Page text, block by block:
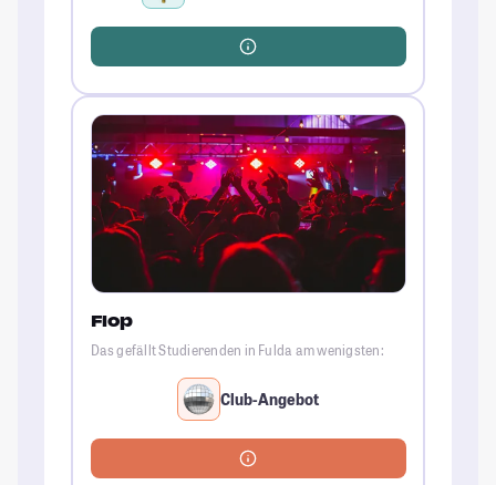
Flop
Das gefällt Studierenden in Fulda am wenigsten:
Club-Angebot